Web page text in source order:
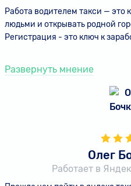
Работа водителем такси —
людьми и открывать родной
Регистрация - это ключ к
Развернуть мнение
Олег
Работает в